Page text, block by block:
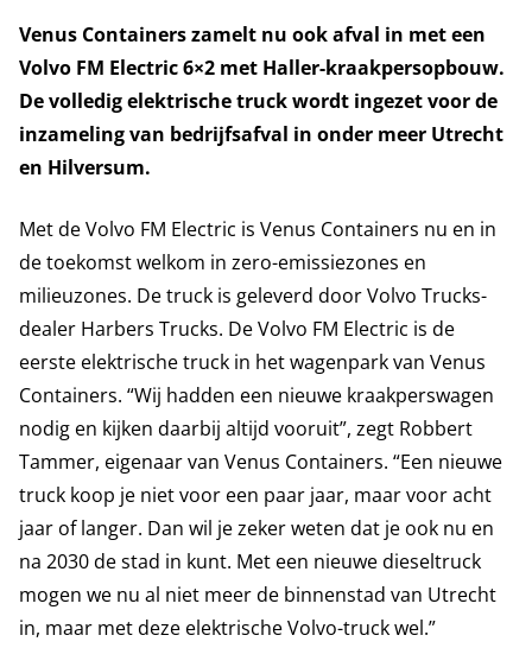
Venus Containers zamelt nu ook afval in met een
Volvo FM Electric 6×2 met Haller-kraakpersopbouw.
De volledig elektrische truck wordt ingezet voor de
inzameling van bedrijfsafval in onder meer Utrecht
en Hilversum.
Met de Volvo FM Electric is Venus Containers nu en in
de toekomst welkom in zero-emissiezones en
milieuzones. De truck is geleverd door Volvo Trucks-
dealer Harbers Trucks. De Volvo FM Electric is de
eerste elektrische truck in het wagenpark van Venus
Containers. “Wij hadden een nieuwe kraakperswagen
nodig en kijken daarbij altijd vooruit”, zegt Robbert
Tammer, eigenaar van Venus Containers. “Een nieuwe
truck koop je niet voor een paar jaar, maar voor acht
jaar of langer. Dan wil je zeker weten dat je ook nu en
na 2030 de stad in kunt. Met een nieuwe dieseltruck
mogen we nu al niet meer de binnenstad van Utrecht
in, maar met deze elektrische Volvo-truck wel.”